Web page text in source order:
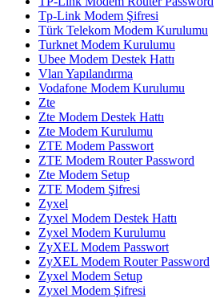
Tp-Link Modem Şifresi
Türk Telekom Modem Kurulumu
Turknet Modem Kurulumu
Ubee Modem Destek Hattı
Vlan Yapılandırma
Vodafone Modem Kurulumu
Zte
Zte Modem Destek Hattı
Zte Modem Kurulumu
ZTE Modem Passwort
ZTE Modem Router Password
Zte Modem Setup
ZTE Modem Şifresi
Zyxel
Zyxel Modem Destek Hattı
Zyxel Modem Kurulumu
ZyXEL Modem Passwort
ZyXEL Modem Router Password
Zyxel Modem Setup
Zyxel Modem Şifresi